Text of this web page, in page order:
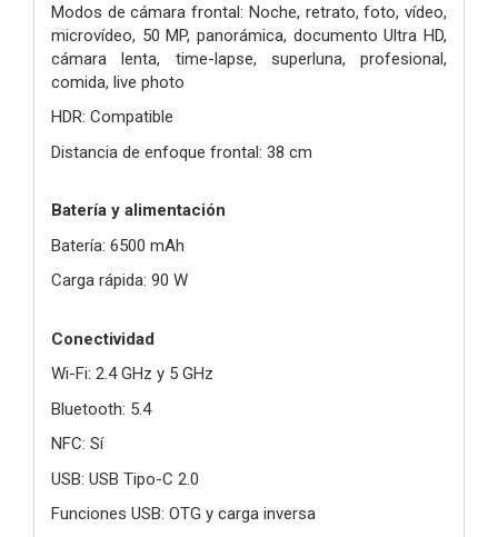
Modos de cámara frontal: Noche, retrato, foto, vídeo,
microvídeo, 50 MP, panorámica, documento Ultra HD,
cámara lenta, time-lapse, superluna, profesional,
comida, live photo
HDR: Compatible
Distancia de enfoque frontal: 38 cm
Batería y alimentación
Batería: 6500 mAh
Carga rápida: 90 W
Conectividad
Wi-Fi: 2.4 GHz y 5 GHz
Bluetooth: 5.4
NFC: Sí
USB: USB Tipo-C 2.0
Funciones USB: OTG y carga inversa